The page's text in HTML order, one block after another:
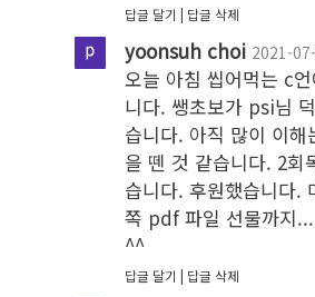
답글 달기 답글 삭제
yoonsuh choi 2021-
오늘 아침 씹어먹는 c
니다. 쌩초보가 psi님
습니다. 아직 많이 이해
을 뗀 것 같습니다. 2회
습니다. 후원했습니다.
쪽 pdf 파일 선물까지
^^
답글 달기 답글 삭제